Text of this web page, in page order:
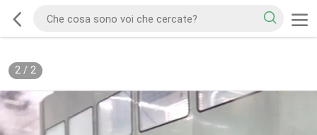
2/ 2